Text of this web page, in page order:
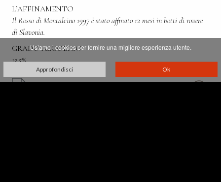
L’AFFINAMENTO
Il Rosso di Montalcino 1997 è stato affinato 12 mesi in botti di rovere
di Slavonia.
GRADO ALCOLICO
13,5%
Usiamo i cookies per fornire una migliore esperienza utente.
Approfondisci Ok